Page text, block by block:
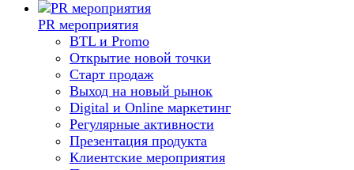
PR мероприятия
BTL и Promo
Открытие новой точки
Старт продаж
Выход на новый рынок
Digital и Online маркетинг
Регулярные активности
Презентация продукта
Клиентские мероприятия